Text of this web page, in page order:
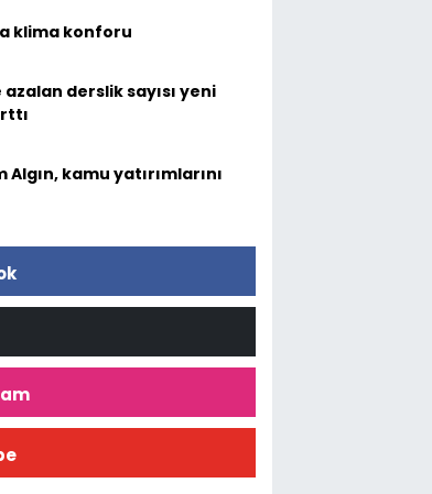
klima konforu
derslik sayısı yeni
kamu yatırımlarını